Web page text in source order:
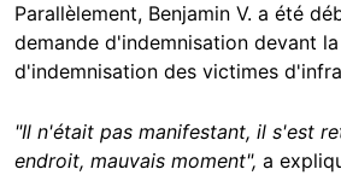
Parallèlement, Benjamin V. a été
demande d'indemnisation devant
d'indemnisation des victimes
"Il n'était pas manifestant, il s'est
endroit, mauvais moment", a